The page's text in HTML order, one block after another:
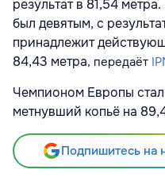
результат в 81,54
был девятым, с
принадлежит
84,43 метра, передаёт
Чемпионом Европы
метнувший копьё на
Подпишитесь на